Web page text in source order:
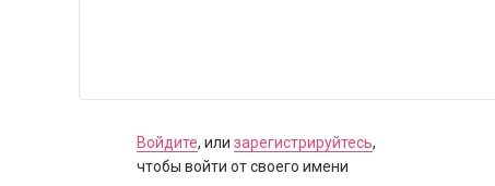
Войдите, или зарегистрируйтесь,
чтобы войти от своего имени